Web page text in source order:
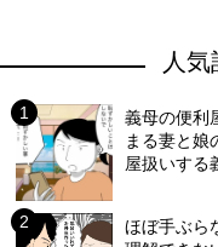
人
義母の便利
まる妻と娘
屋扱いする
ほぼ手ぶら